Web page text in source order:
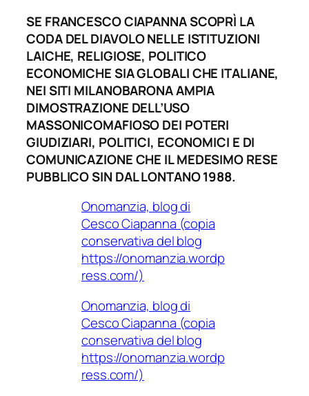
SE FRANCESCO CIAPANNA SCOPRÌ LA
CODA DEL DIAVOLO NELLE ISTITUZIONI
LAICHE, RELIGIOSE, POLITICO
ECONOMICHE SIA GLOBALI CHE ITALIANE,
NEI SITI MILANOBARONA AMPIA
DIMOSTRAZIONE DELL’USO
MASSONICOMAFIOSO DEI POTERI
GIUDIZIARI, POLITICI, ECONOMICI E DI
COMUNICAZIONE CHE IL MEDESIMO RESE
PUBBLICO SIN DAL LONTANO 1988.
Onomanzia, blog di
Cesco Ciapanna (copia
conservativa del blog
https://onomanzia.wordp
ress.com/)
Onomanzia, blog di
Cesco Ciapanna (copia
conservativa del blog
https://onomanzia.wordp
ress.com/)